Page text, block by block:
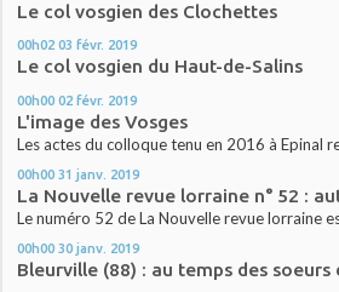
Le col vosgien des Clochettes
00h02 03 févr. 2019
Le col vosgien du Haut-de-Salins
00h00 02 févr. 2019
L'image des Vosges
Les actes du colloque tenu en 2016 à Epinal
00h00 31 janv. 2019
La Nouvelle revue lorraine n° 52 :
Le numéro 52 de La Nouvelle revue lorraine
00h00 30 janv. 2019
Bleurville (88) : au temps des soeurs